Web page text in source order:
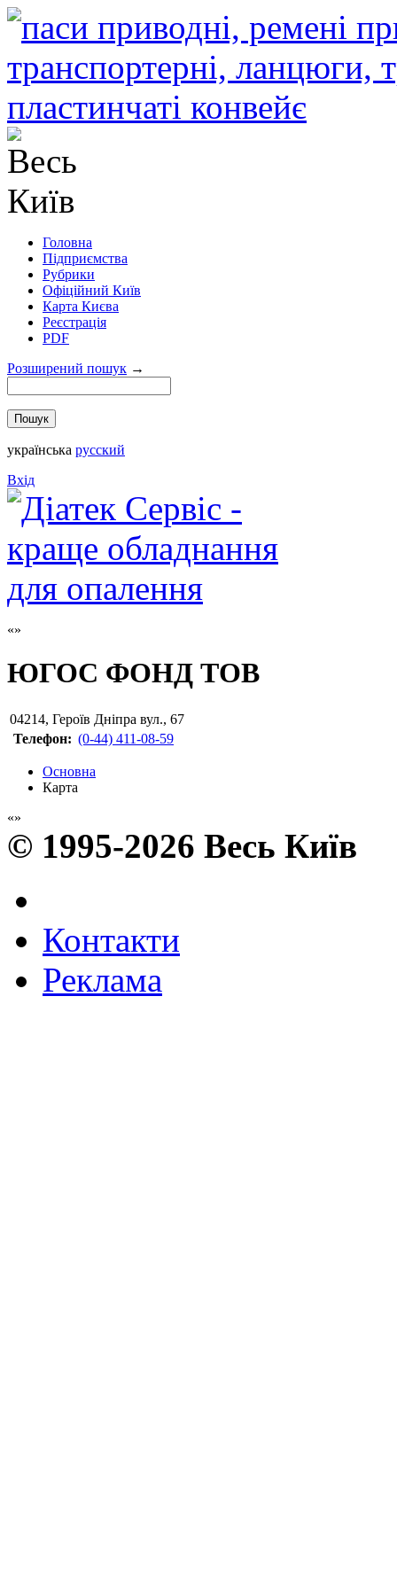
Головна
Підприємства
Рубрики
Офіційний Київ
Карта Києва
Реєстрація
PDF
Розширений пошук →
українська русский
Вхід
ЮГОС ФОНД ТОВ
04214, Героїв Дніпра вул., 67
Телефон: (0-44) 411-08-59
Основна
Карта
© 1995-2026 Весь Київ
Контакти
Реклама